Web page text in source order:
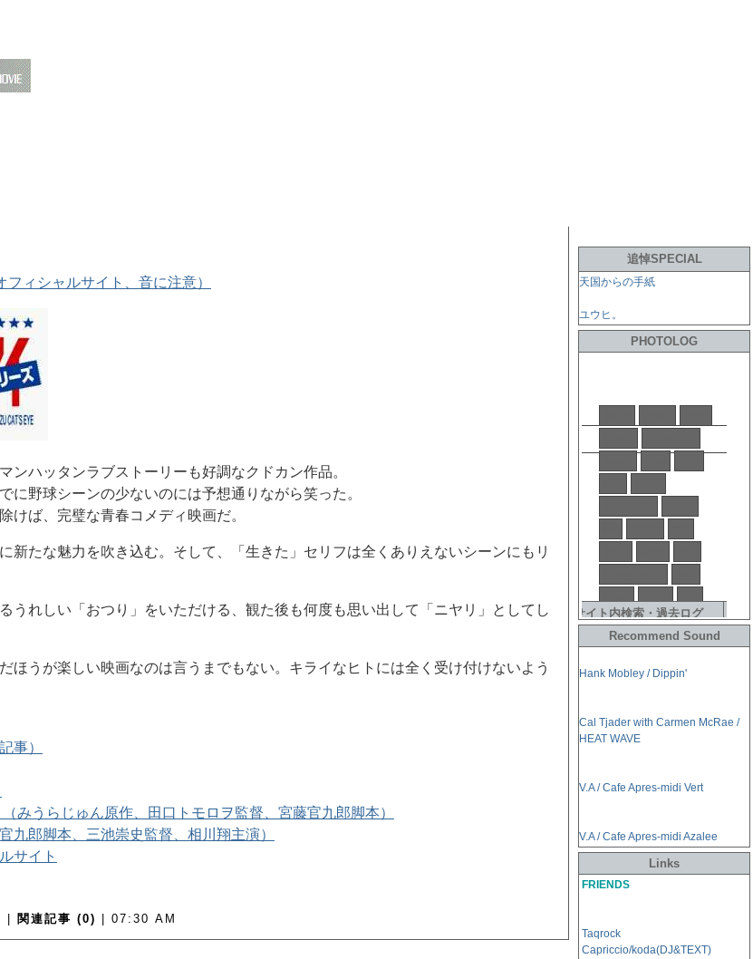
ィシャルサイト、音に注意）
ンハッタンラブストーリーも好調なクドカン作品。
に野球シーンの少ないのには予想通りながら笑った。
けば、完璧な青春コメディ映画だ。
新たな魅力を吹き込む。そして、「生きた」セリフは全くありえないシーンにもリ
うれしい「おつり」をいただける、観た後も何度も思い出して「ニヤリ」としてし
ほうが楽しい映画なのは言うまでもない。キライなヒトには全く受け付けないよう
事）
みうらじゅん原作、田口トモロヲ監督、宮藤官九郎脚本）
九郎脚本、三池崇史監督、相川翔主演）
サイト
関連記事 (0) | 07:30 AM
追悼SPECIAL
天国からの手紙
ユウヒ。
PHOTOLOG
Recommend Sound
Hank Mobley / Dippin'
Cal Tjader with Carmen McRae /
HEAT WAVE
V.A / Cafe Apres-midi Vert
V.A / Cafe Apres-midi Azalee
Links
FRIENDS
Taqrock
Capriccio/koda(DJ&TEXT)